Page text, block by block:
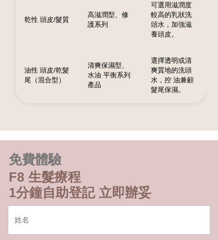
乾性 頭皮/髮質
高滋潤型、修
護系列
可選用滋潤度
較高的乳狀洗
頭水，加強滋
養頭皮。
油性 頭皮/乾髮
尾（混合型）
清爽保濕型、
水油 平衡系列
產品
選擇透明或清
爽質地的洗頭
水，控 油兼顧
髮尾保濕。
免費體驗
F8 生髮療程
1分鐘自助登記 立即辦妥